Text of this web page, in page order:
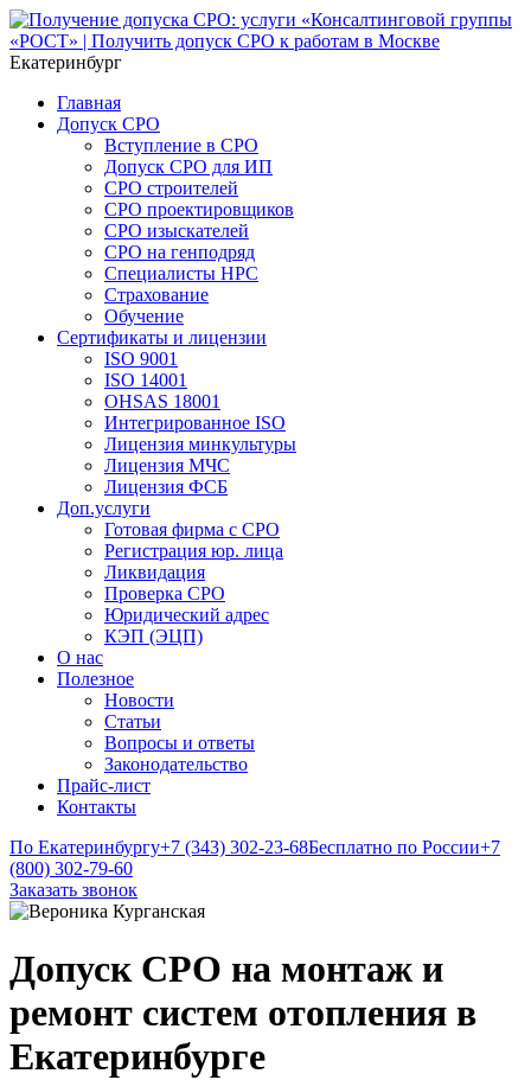
Екатеринбург
Главная
Допуск СРО
Вступление в СРО
Допуск СРО для ИП
СРО строителей
СРО проектировщиков
СРО изыскателей
СРО на генподряд
Специалисты НРС
Страхование
Обучение
Сертификаты и лицензии
ISO 9001
ISO 14001
OHSAS 18001
Интегрированное ISO
Лицензия минкультуры
Лицензия МЧС
Лицензия ФСБ
Доп.услуги
Готовая фирма с СРО
Регистрация юр. лица
Ликвидация
Проверка СРО
Юридический адрес
КЭП (ЭЦП)
О нас
Полезное
Новости
Статьи
Вопросы и ответы
Законодательство
Прайс-лист
Контакты
По Екатеринбургу+7 (343) 302-23-68Бесплатно по России+7
(800) 302-79-60
Заказать звонок
Допуск СРО на монтаж и
ремонт систем отопления в
Екатеринбурге